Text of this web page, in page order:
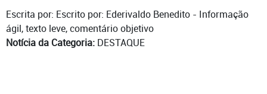
Escrita por: Escrito por: Ederivaldo Benedito - Informação
ágil, texto leve, comentário objetivo
Notícia da Categoria: DESTAQUE